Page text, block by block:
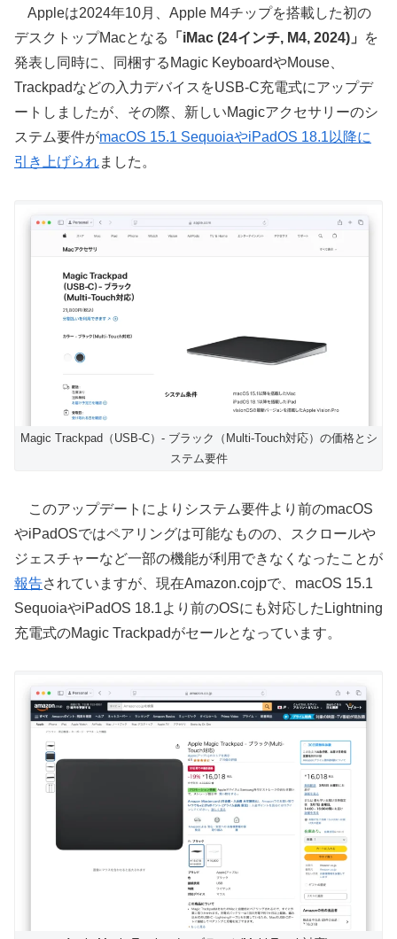
Appleは2024年10月、Apple M4チップを搭載した初の
デスクトップMacとなる
「iMac (24インチ, M4, 2024)」
を
発表し同時に、同梱するMagic KeyboardやMouse、
Trackpadなどの入力デバイスをUSB-C充電式にアップデ
ートしましたが、その際、新しいMagicアクセサリーのシ
ステム要件がmacOS 15.1 SequoiaやiPadOS 18.1以降に
引き上げられました。
Magic Trackpad（USB‑C）- ブラック（Multi-Touch対応）の価格とシ
ステム要件
このアップデートによりシステム要件より前のmacOS
やiPadOSではペアリングは可能なものの、スクロールや
ジェスチャーなど一部の機能が利用できなくなったことが
報告されていますが、現在Amazon.cojpで、macOS 15.1
SequoiaやiPadOS 18.1より前のOSにも対応したLightning
充電式のMagic Trackpadがセールとなっています。